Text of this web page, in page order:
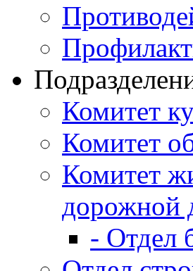
Комитет
Комитет
Комитет
дорожной
- Отдел